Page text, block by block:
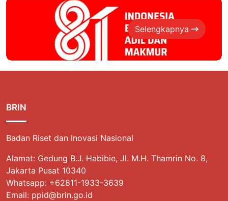
Selengkapnya
BRIN
Badan Riset dan Inovasi Nasional
Alamat: Gedung B.J. Habibie, Jl. M.H. Thamrin No. 8,
Jakarta Pusat 10340
Whatsapp: +62811-1933-3639
Email: ppid@brin.go.id